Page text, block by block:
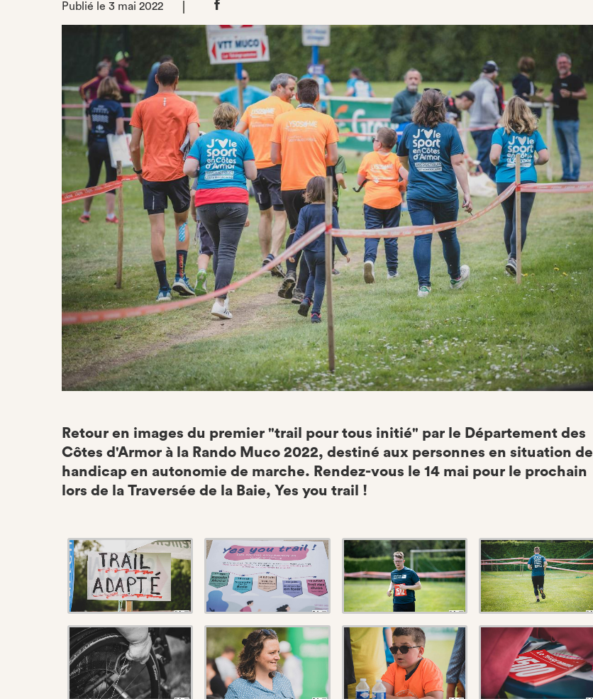
Publié le 3 mai 2022
Partager
Facebook
Retour en images du premier "trail pour tous initié" par le Département des
Côtes d'Armor à la Rando Muco 2022, destiné aux personnes en situation de
handicap en autonomie de marche. Rendez-vous le 14 mai pour le prochain
lors de la Traversée de la Baie, Yes you trail !